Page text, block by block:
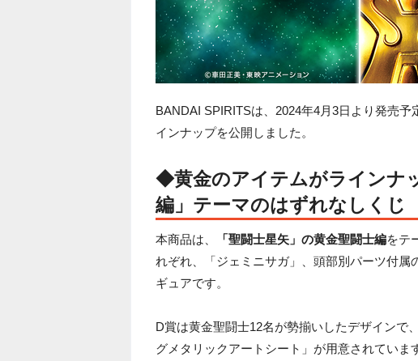
BANDAI SPIRITSは、2024年4月3日より発売予
インナップを公開しました。
◆黄金のアイテムがラインナ
編 」テーマのはずれなしくじ
本商品は、 「聖闘士星矢」の黄金聖闘士編をテ
れぞれ、「ジェミニサガ」、頭部別パーツ付
ギュアです。
D賞は黄金聖闘士12名が勢揃いしたデザインで
グメタリックアートシート」が用意されてい